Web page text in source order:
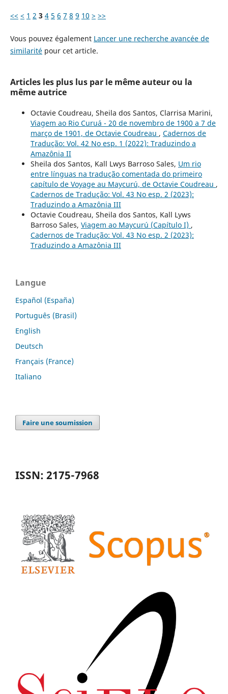
<< < 1 2 3 4 5 6 7 8 9 10 > >>
Vous pouvez également Lancer une recherche avancée de
similaritépour cet article.
Articles les plus lus par le même auteur ou la
même autrice
Octavie Coudreau, Sheila dos Santos, Clarrisa Marini,
Viagem ao Rio Curuá - 20 de novembro de 1900 a 7 de
março de 1901, de Octavie Coudreau , Cadernos de
Tradução: Vol. 42 No esp. 1 (2022): Traduzindo a
Amazônia II
Sheila dos Santos, Kall Lwys Barroso Sales, Um rio
entre línguas na tradução comentada do primeiro
capítulo de Voyage au Maycurú, de Octavie Coudreau ,
Cadernos de Tradução: Vol. 43 No esp. 2 (2023):
Traduzindo a Amazônia III
Octavie Coudreau, Sheila dos Santos, Kall Lyws
Barroso Sales, Viagem ao Maycurú (Capítulo I) ,
Cadernos de Tradução: Vol. 43 No esp. 2 (2023):
Traduzindo a Amazônia III
Langue
Español (España)
Português (Brasil)
English
Deutsch
Français (France)
Italiano
Faire une soumission
ISSN: 2175-7968